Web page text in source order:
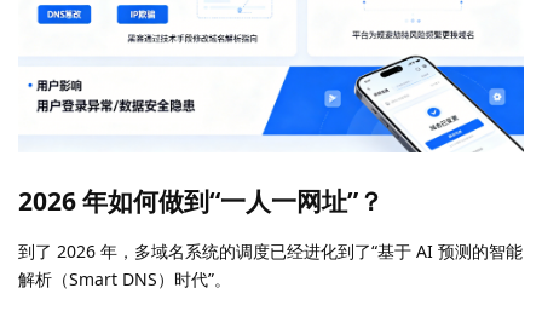
2026 年如何做到“一人一网址”？
到了 2026 年，多域名系统的调度已经进化到了“基于 AI 预测的智能
解析（Smart DNS）时代”。